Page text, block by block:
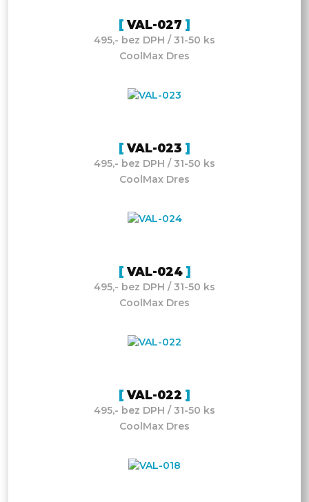
VAL-027
495,- bez DPH / 31-50 ks
CoolMax Dres
VAL-023
495,- bez DPH / 31-50 ks
CoolMax Dres
VAL-024
495,- bez DPH / 31-50 ks
CoolMax Dres
VAL-022
495,- bez DPH / 31-50 ks
CoolMax Dres